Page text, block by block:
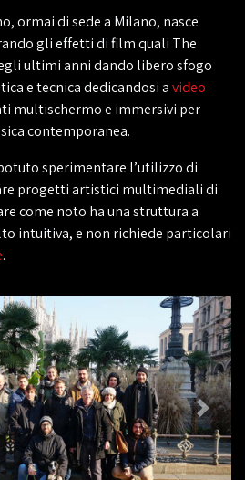
ormai di sede a Milano, nasce
gli effetti di film quali The
ultimi anni dando libero sfogo
e tecnica dedicandosi avideo
multischermo e immersivi per
contemporanea.
sperimentare l’utilizzo di
progetti artistici multimediali di
come noto ha una struttura a
intuitiva, e non richiede particolari
.